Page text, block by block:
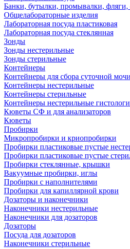
Банки, бутылки, промывалки,
Общелабораторные изделия
Лабораторная посуда пластиковая
Лабораторная посуда стеклянная
Зонды
Зонды нестерильные
Зонды стерильные
Контейнеры
Контейнеры для сбора суточной мочи
Контейнеры нестерильные
Контейнеры стерильные
Контейнеры нестерильные
Кюветы СФ и для анализаторов
Кюветы
Пробирки
Микропробирки и криопробирки
Пробирки пластиковые пустые
Пробирки пластиковые пустые
Пробирки стеклянные, крышки
Вакуумные пробирки, иглы
Пробирки с наполнителями
Пробирки для капиллярной крови
Дозаторы и наконечники
Наконечники нестерильные
Наконечники для дозаторов
Дозаторы
Посуда для дозаторов
Наконечники стерильные